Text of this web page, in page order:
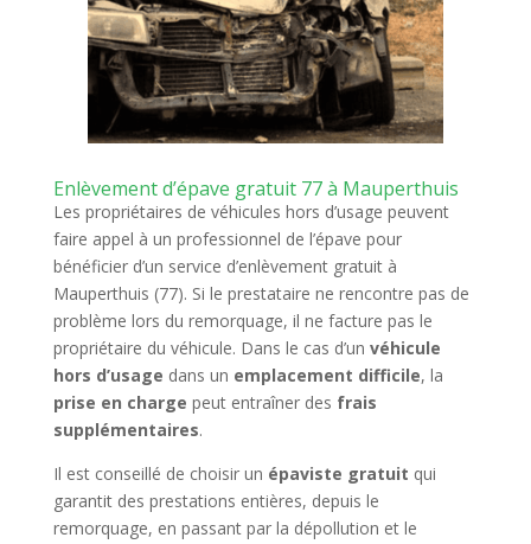
Enlèvement d’épave gratuit 77 à Mauperthuis
Les propriétaires de véhicules hors d’usage peuvent
faire appel à un professionnel de l’épave pour
bénéficier d’un service d’enlèvement gratuit à
Mauperthuis (77). Si le prestataire ne rencontre pas de
problème lors du remorquage, il ne facture pas le
propriétaire du véhicule. Dans le cas d’un véhicule
hors d’usage dans un emplacement difficile, la
prise en charge peut entraîner des frais
supplémentaires.
Il est conseillé de choisir un épaviste gratuit qui
garantit des prestations entières, depuis le
remorquage, en passant par la dépollution et le